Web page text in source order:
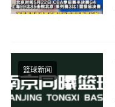
篮球新闻